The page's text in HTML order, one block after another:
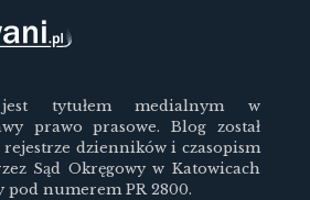
jest tytułem medialnym w
prawo prasowe. Blog został
dzienników i czasopism
Sąd Okręgowy w Katowicach
pod numerem PR 2800.